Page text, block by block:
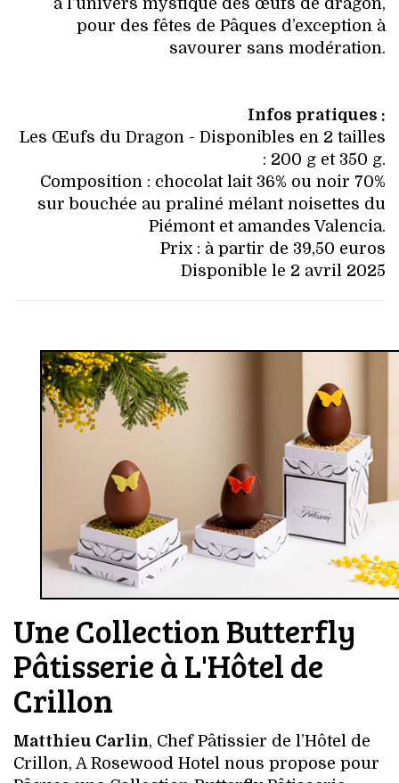
à l’univers mystique des œufs de dragon,
pour des fêtes de Pâques d’exception à
savourer sans modération.
Infos pratiques :
Les Œufs du Dragon - Disponibles en 2 tailles
: 200 g et 350 g.
Composition : chocolat lait 36% ou noir 70%
sur bouchée au praliné mélant noisettes du
Piémont et amandes Valencia.
Prix : à partir de 39,50 euros
Disponible le 2 avril 2025
Une Collection Butterfly
Pâtisserie à L'Hôtel de
Crillon
Matthieu Carlin, Chef Pâtissier de l’Hôtel de
Crillon, A Rosewood Hotel nous propose pour